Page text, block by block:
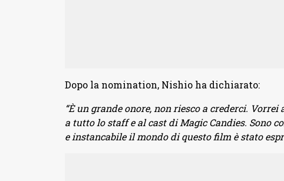
Dopo la nomination, Nishio ha dichiarato:
“È un grande onore, non riesco a crederci.
a tutto lo staff e al cast di Magic Candies. Sono
e instancabile il mondo di questo film è stato